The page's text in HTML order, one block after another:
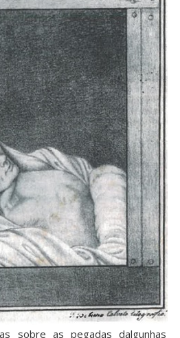
sobre as pegadas dalgunhas